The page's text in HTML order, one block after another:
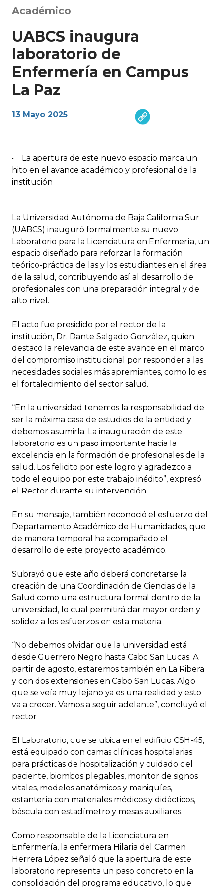
Académico
UABCS inaugura
laboratorio de
Enfermería en Campus
La Paz
13 Mayo 2025
• La apertura de este nuevo espacio marca un
hito en el avance académico y profesional de la
institución
La Universidad Autónoma de Baja California Sur
(UABCS) inauguró formalmente su nuevo
Laboratorio para la Licenciatura en Enfermería, un
espacio diseñado para reforzar la formación
teórico-práctica de las y los estudiantes en el área
de la salud, contribuyendo así al desarrollo de
profesionales con una preparación integral y de
alto nivel.
El acto fue presidido por el rector de la
institución, Dr. Dante Salgado González, quien
destacó la relevancia de este avance en el marco
del compromiso institucional por responder a las
necesidades sociales más apremiantes, como lo es
el fortalecimiento del sector salud.
“En la universidad tenemos la responsabilidad de
ser la máxima casa de estudios de la entidad y
debemos asumirla. La inauguración de este
laboratorio es un paso importante hacia la
excelencia en la formación de profesionales de la
salud. Los felicito por este logro y agradezco a
todo el equipo por este trabajo inédito”, expresó
el Rector durante su intervención.
En su mensaje, también reconoció el esfuerzo del
Departamento Académico de Humanidades, que
de manera temporal ha acompañado el
desarrollo de este proyecto académico.
Subrayó que este año deberá concretarse la
creación de una Coordinación de Ciencias de la
Salud como una estructura formal dentro de la
universidad, lo cual permitirá dar mayor orden y
solidez a los esfuerzos en esta materia.
“No debemos olvidar que la universidad está
desde Guerrero Negro hasta Cabo San Lucas. A
partir de agosto, estaremos también en La Ribera
y con dos extensiones en Cabo San Lucas. Algo
que se veía muy lejano ya es una realidad y esto
va a crecer. Vamos a seguir adelante”, concluyó el
rector.
El Laboratorio, que se ubica en el edificio CSH-45,
está equipado con camas clínicas hospitalarias
para prácticas de hospitalización y cuidado del
paciente, biombos plegables, monitor de signos
vitales, modelos anatómicos y maniquíes,
estantería con materiales médicos y didácticos,
báscula con estadímetro y mesas auxiliares.
Como responsable de la Licenciatura en
Enfermería, la enfermera Hilaria del Carmen
Herrera López señaló que la apertura de este
laboratorio representa un paso concreto en la
consolidación del programa educativo, lo que